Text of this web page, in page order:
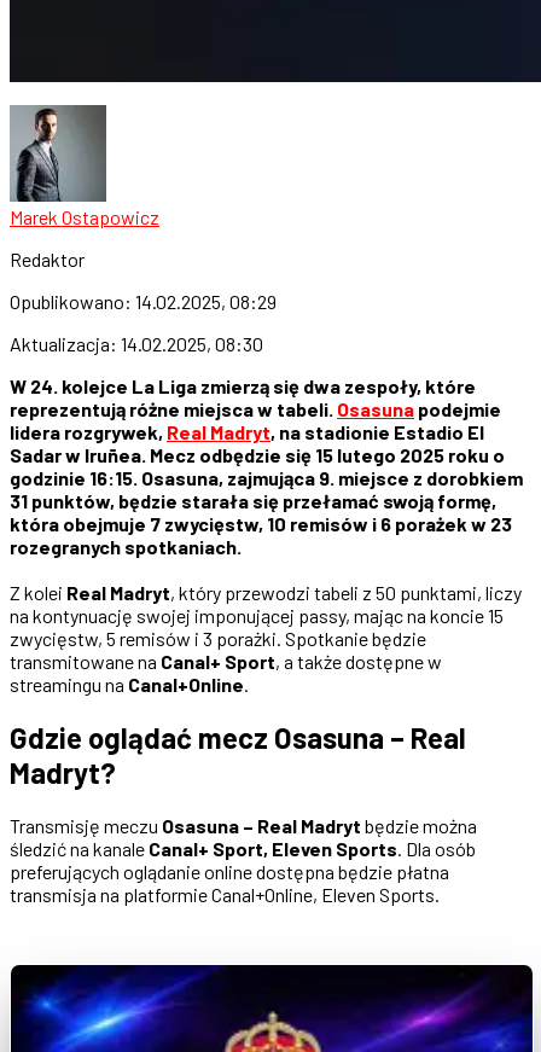
Marek Ostapowicz
Redaktor
Opublikowano: 14.02.2025, 08:29
Aktualizacja: 14.02.2025, 08:30
W 24. kolejce La Liga zmierzą się dwa zespoły, które
reprezentują różne miejsca w tabeli. Osasuna podejmie
lidera rozgrywek, Real Madryt, na stadionie Estadio El
Sadar w Iruñea. Mecz odbędzie się 15 lutego 2025 roku o
godzinie 16:15. Osasuna, zajmująca 9. miejsce z dorobkiem
31 punktów, będzie starała się przełamać swoją formę,
która obejmuje 7 zwycięstw, 10 remisów i 6 porażek w 23
rozegranych spotkaniach.
Z kolei Real Madryt, który przewodzi tabeli z 50 punktami, liczy
na kontynuację swojej imponującej passy, mając na koncie 15
zwycięstw, 5 remisów i 3 porażki. Spotkanie będzie
transmitowane na Canal+ Sport, a także dostępne w
streamingu na Canal+Online.
Gdzie oglądać mecz Osasuna – Real
Madryt?
Transmisję meczu Osasuna – Real Madryt będzie można
śledzić na kanale Canal+ Sport, Eleven Sports . Dla osób
preferujących oglądanie online dostępna będzie płatna
transmisja na platformie Canal+Online, Eleven Sports.